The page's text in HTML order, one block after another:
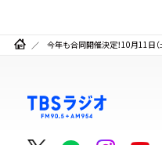
今年も合同開催決定！10月11日（